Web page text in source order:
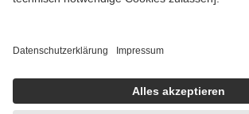
getroffen, um sicherzustellen, dass es sich um
https://help.etrusted.com/hc/de/articles/
Einige Bilder und Inhalte wurden unter